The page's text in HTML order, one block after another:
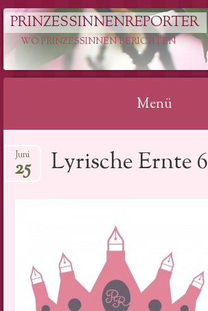
PRINZESSINNENREPORTER
WO PRINZESSINNEN BERICHTEN
Menü
zum
Inhalt
Lyrische Ernte 6
Juni
25